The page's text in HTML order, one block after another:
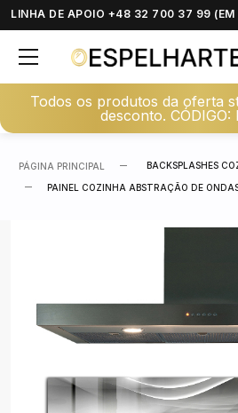
LINHA DE APOIO +48 32 700 37 99 (EM
Todos os produtos da oferta
desconto. CÓDIGO:
PÁGINA PRINCIPAL BACKSPLASHES
PAINEL COZINHA ABSTRAÇÃO DE